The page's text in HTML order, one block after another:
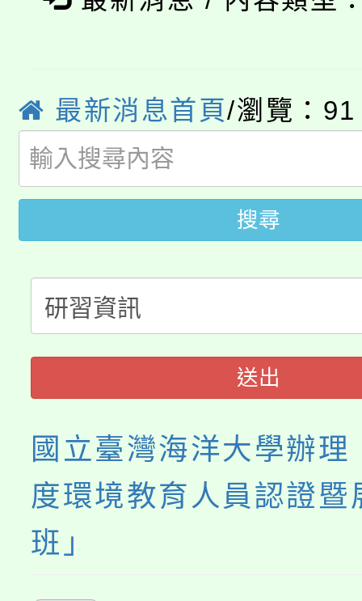
局官網。
8月14至27日，桃園電
開!
115年桃園市運動會8/
田徑場及游泳池舉行。
桃園市低收入戶享有免
視費優惠，中低收入戶
半價優惠，詳情可洽有
者。
大園自造教育及科技
份教師增能研習
大溪自造教育及科技中
份教師研習
淨零綠生活教案入校路
會
115年食農教育專業人
程
最新消息首頁/瀏覽：91
搜尋
送出
國立臺灣海洋大學辦
度環境教育人員認證暨
班」